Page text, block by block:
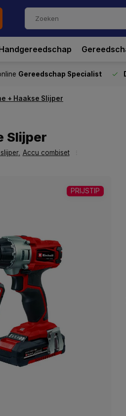
Gereedschap Specialist
+ Haakse Slijper
Slijper
, Accu combiset
PRIJSTIP